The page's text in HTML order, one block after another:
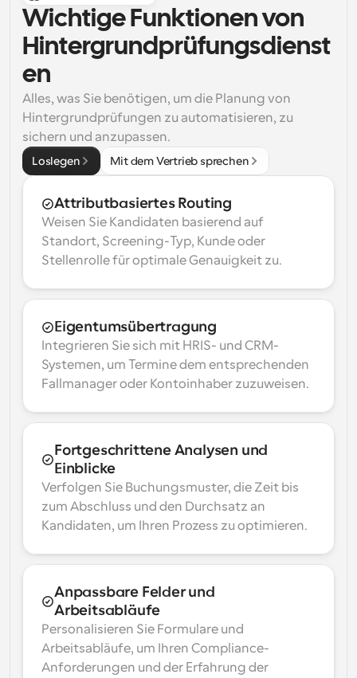
Wichtige Funktionen von
Hintergrundprüfungsdienst
en
Alles, was Sie benötigen, um die Planung von
Hintergrundprüfungen zu automatisieren, zu
sichern und anzupassen.
Loslegen Mit dem Vertrieb sprechen
Attributbasiertes Routing
Weisen Sie Kandidaten basierend auf
Standort, Screening-Typ, Kunde oder
Stellenrolle für optimale Genauigkeit zu.
Eigentumsübertragung
Integrieren Sie sich mit HRIS- und CRM-
Systemen, um Termine dem entsprechenden
Fallmanager oder Kontoinhaber zuzuweisen.
Fortgeschrittene Analysen und
Einblicke
Verfolgen Sie Buchungsmuster, die Zeit bis
zum Abschluss und den Durchsatz an
Kandidaten, um Ihren Prozess zu optimieren.
Anpassbare Felder und
Arbeitsabläufe
Personalisieren Sie Formulare und
Arbeitsabläufe, um Ihren Compliance-
Anforderungen und der Erfahrung der